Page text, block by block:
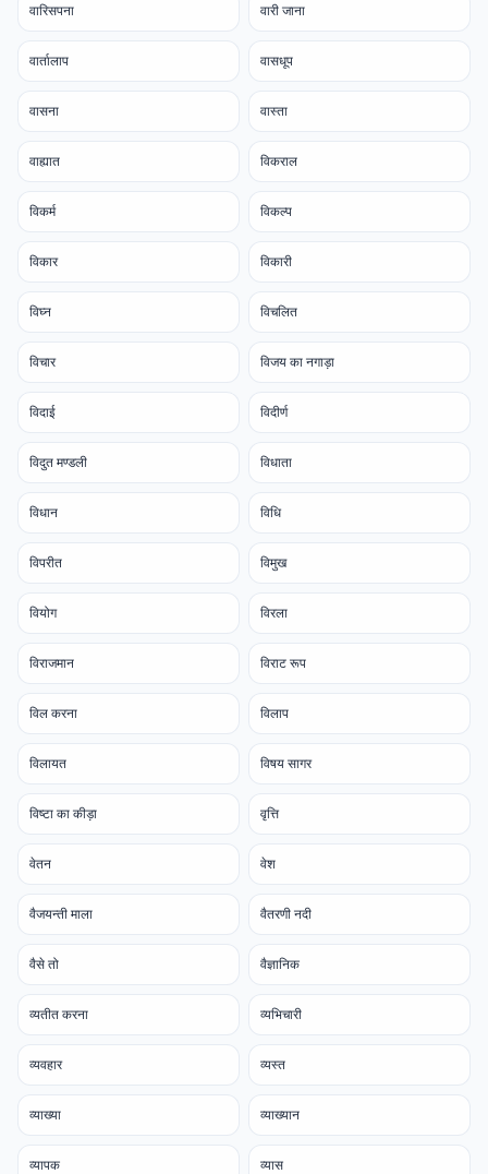
वारिसपना वारी जाना
वार्तालाप वासधूप
वासना वास्ता
वाह्यात विकराल
विकर्म विकल्प
विकार विकारी
विघ्न विचलित
विचार विजय का नगाड़ा
विदाई विदीर्ण
विदुत मण्डली विधाता
विधान विधि
विपरीत विमुख
वियोग विरला
विराजमान विराट रूप
विल करना विलाप
विलायत विषय सागर
विष्टा का कीड़ा वृत्ति
वेतन वेश
वैजयन्ती माला वैतरणी नदी
वैसे तो वैज्ञानिक
व्यतीत करना व्यभिचारी
व्यवहार व्यस्त
व्याख्या व्याख्यान
व्यापक व्यास